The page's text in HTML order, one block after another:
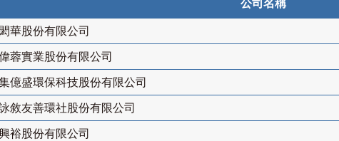
公司名稱
閎華股份有限公司
蓉實業股份有限公司
億盛環保科技股份有限公司
敘友善環社股份有限公司
裕股份有限公司